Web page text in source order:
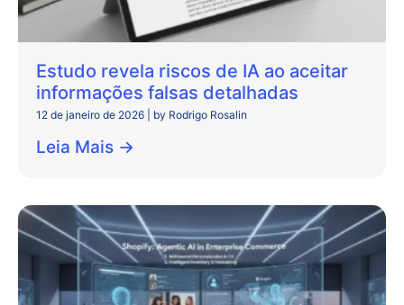
Estudo revela riscos de IA ao aceitar
informações falsas detalhadas
12 de janeiro de 2026 by Rodrigo Rosalin
Leia Mais →